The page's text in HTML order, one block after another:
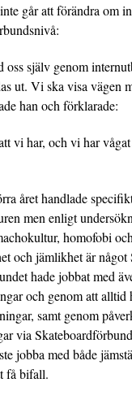
går att förändra om
oss själv genom
ut. Vi ska visa vägen
han och förklarade:
vi har, och vi har vågat
året handlade
men enligt
homofobi
och jämlikhet är något
hade jobbat med
och genom att alltid
samt genom
via
jobba med både
få bifall.